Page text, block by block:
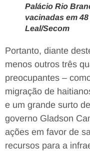
Palácio Rio
vacinadas em
Leal/Secom
Portanto, diante
menos outros três
preocupantes –
migração de
e um grande surto
governo Gladson
ações em favor de
recursos para a